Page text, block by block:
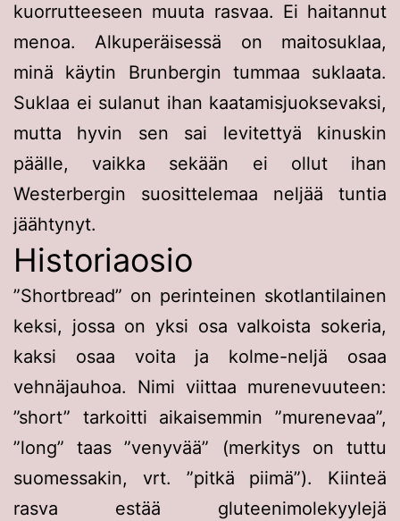
kuorrutteeseen muuta rasvaa. Ei haitannut
menoa. Alkuperäisessä on maitosuklaa,
minä käytin Brunbergin tummaa suklaata.
Suklaa ei sulanut ihan kaatamisjuoksevaksi,
mutta hyvin sen sai levitettyä kinuskin
päälle, vaikka sekään ei ollut ihan
Westerbergin suosittelemaa neljää tuntia
jäähtynyt.
Historiaosio
”Shortbread” on perinteinen skotlantilainen
keksi, jossa on yksi osa valkoista sokeria,
kaksi osaa voita ja kolme-neljä osaa
vehnäjauhoa. Nimi viittaa murenevuuteen:
”short” tarkoitti aikaisemmin ”murenevaa”,
”long” taas ”venyvää” (merkitys on tuttu
suomessakin, vrt. ”pitkä piimä”). Kiinteä
rasva estää gluteenimolekyylejä